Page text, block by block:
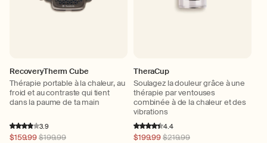
RecoveryTherm Cube
Thérapie portable à la chaleur, au
froid et au contraste qui tient
dans la paume de ta main
3.9
Prix
$159.99$199.99
TheraCup
Soulagez la douleur grâce à une
thérapie par ventouses
combinée à de la chaleur et des
vibrations
4.4
Prix
$199.99$219.99